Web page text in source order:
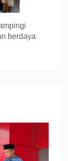
berdaya